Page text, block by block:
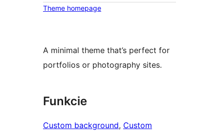
Theme homepage
A minimal theme that’s perfect for
portfolios or photography sites.
Funkcie
Custom background, Custom